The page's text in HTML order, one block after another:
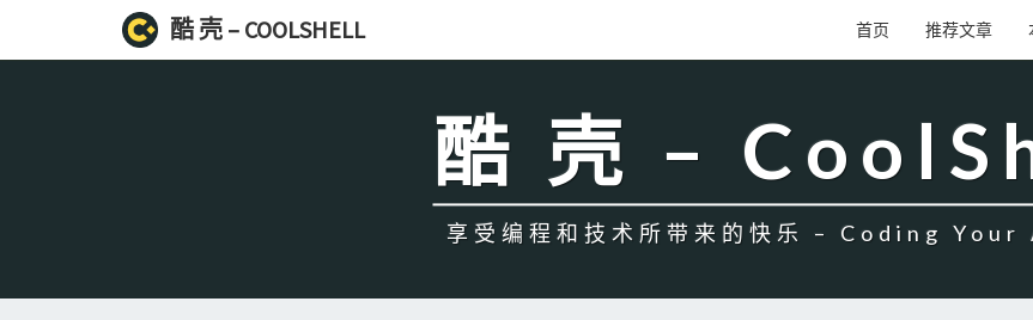
酷 壳 – COOLSHELL 首页 推荐文章
酷 壳 –
享受编程和技术所带来的快乐 – Coding